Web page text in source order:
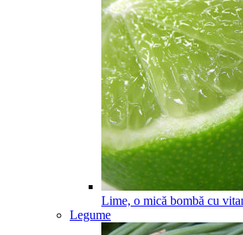
Lime, o mică bombă cu
Legume